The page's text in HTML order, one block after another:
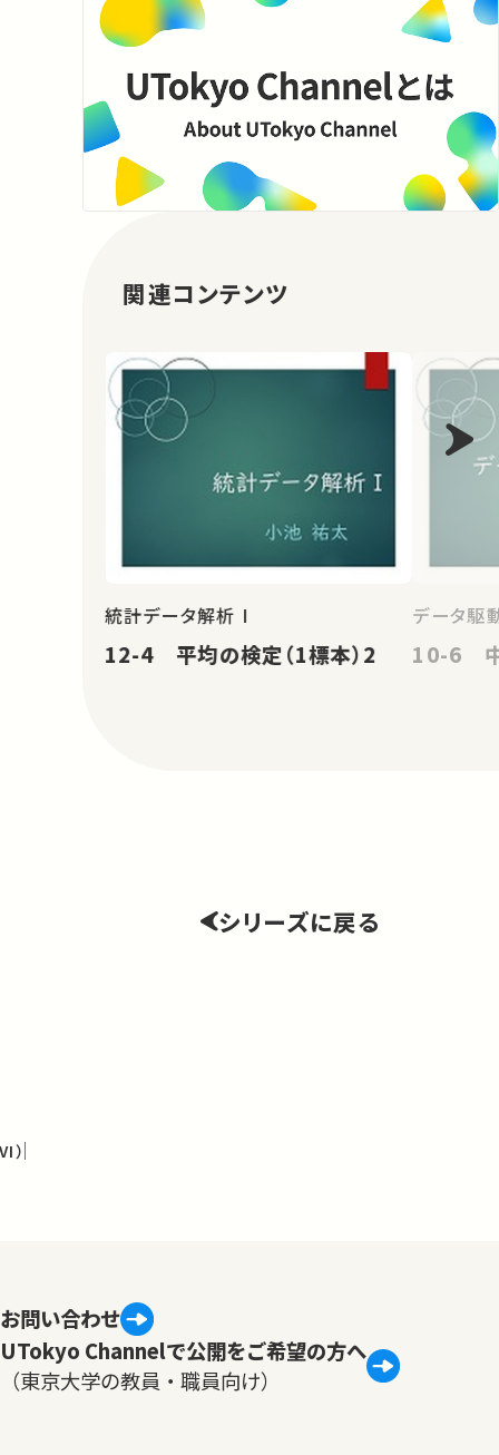
関連コンテンツ
統計データ解析 I
12-4 平均の検定（1標本）2
データ駆
10-6
シリーズに戻る
）
お問い合わせ
UTokyo Channelで公開をご希望の方へ
（東京大学の教員・職員向け）